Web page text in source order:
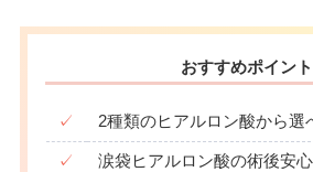
おすすめポイント
✓ 2種類のヒアルロン酸から選
✓ 涙袋ヒアルロン酸の術後安